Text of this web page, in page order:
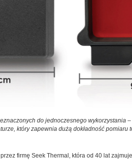
do jednoczesnego
który zapewnia dużą dokładność
firmę Seek Thermal, która od 40 lat